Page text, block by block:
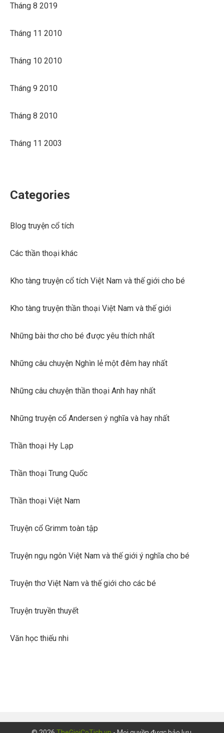
Tháng 8 2019
Tháng 11 2010
Tháng 10 2010
Tháng 9 2010
Tháng 8 2010
Tháng 11 2003
Categories
Blog truyện cổ tích
Các thần thoại khác
Kho tàng truyện cổ tích Việt Nam và thế giới cho bé
Kho tàng truyện thần thoại Việt Nam và thế giới
Những bài thơ cho bé được yêu thích nhất
Những câu chuyện Nghìn lẻ một đêm hay nhất
Những câu chuyện thần thoại Anh hay nhất
Những truyện cổ Andersen ý nghĩa và hay nhất
Thần thoại Hy Lạp
Thần thoại Trung Quốc
Thần thoại Việt Nam
Truyện cổ Grimm toàn tập
Truyện ngụ ngôn Việt Nam và thế giới ý nghĩa cho bé
Truyện thơ Việt Nam và thế giới cho các bé
Truyện truyền thuyết
Văn học thiếu nhi